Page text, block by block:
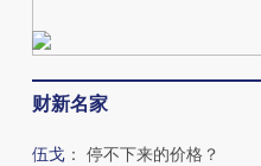
财新名家
伍戈 ： 停不下来的价格？